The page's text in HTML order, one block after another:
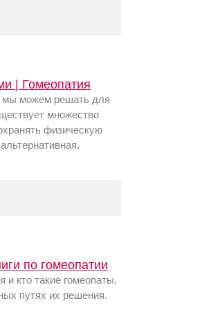
| Гомеопатия
мы можем решать для
множество
физическую
по гомеопатии
и кто такие гомеопаты.
путях их решения.